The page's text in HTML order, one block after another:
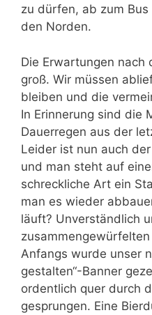
zu dürfen, ab zum Bus
den Norden.
Die Erwartungen nach
groß. Wir müssen
bleiben und die
In Erinnerung sind die
Dauerregen aus der
Leider ist nun auch
und man steht auf
schreckliche Art ein
man es wieder
läuft? Unverständlich
Anfangs wurde unser
gestalten“-Banner
ordentlich quer durch
gesprungen. Eine